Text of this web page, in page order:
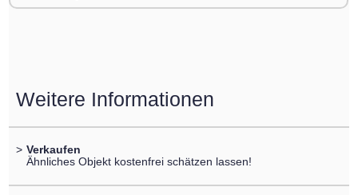
Weitere Informationen
> Verkaufen
Ähnliches Objekt kostenfrei schätzen lassen!